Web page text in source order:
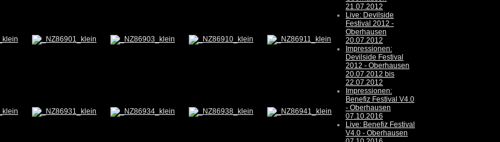
21.07.2012
Live: Devilside
Festival 2012 -
Oberhausen
20.07.2012
Impressionen:
Devilside Festival
2012 - Oberhausen
20.07.2012 bis
22.07.2012
Impressionen:
Benefiz Festival V4.0
- Oberhausen
07.10.2016
Live: Benefiz Festival
V4.0 - Oberhausen